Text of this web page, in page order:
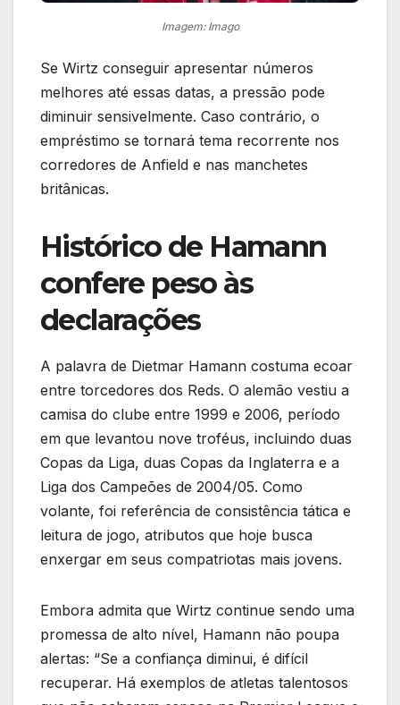
Imagem: Imago
Se Wirtz conseguir apresentar números
melhores até essas datas, a pressão pode
diminuir sensivelmente. Caso contrário, o
empréstimo se tornará tema recorrente nos
corredores de Anfield e nas manchetes
britânicas.
Histórico de Hamann
confere peso às
declarações
A palavra de Dietmar Hamann costuma ecoar
entre torcedores dos Reds. O alemão vestiu a
camisa do clube entre 1999 e 2006, período
em que levantou nove troféus, incluindo duas
Copas da Liga, duas Copas da Inglaterra e a
Liga dos Campeões de 2004/05. Como
volante, foi referência de consistência tática e
leitura de jogo, atributos que hoje busca
enxergar em seus compatriotas mais jovens.
Embora admita que Wirtz continue sendo uma
promessa de alto nível, Hamann não poupa
alertas: “Se a confiança diminui, é difícil
recuperar. Há exemplos de atletas talentosos